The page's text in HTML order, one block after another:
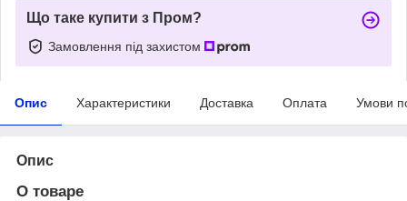
Що таке купити з Пром?
Замовлення під захистом
Опис Характеристики Доставка Оплата Умови
Опис
О товаре